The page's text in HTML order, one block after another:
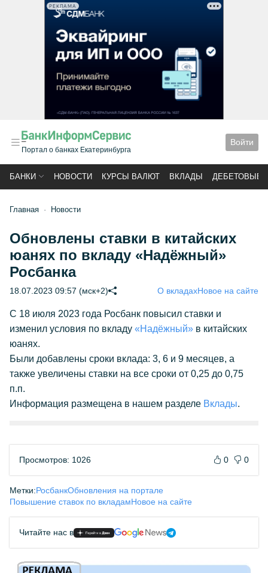
РЕКЛАМА
Портал о банках Екатеринбурга
Войти
БАНКИ НОВОСТИ КУРСЫ ВАЛЮТ ВКЛАДЫ ДЕБЕТОВЫЕ
Главная Новости
Обновлены ставки в китайских
юанях по вкладу «Надёжный»
Росбанка
18.07.2023 09:57 (мск+2) О вкладахНовое на сайте
С 18 июля 2023 года Росбанк повысил ставки и
изменил условия по вкладу «Надёжный» в китайских
юанях.
Были добавлены сроки вклада: 3, 6 и 9 месяцев, а
также увеличены ставки на все сроки от 0,25 до 0,75
п.п.
Информация размещена в нашем разделе Вклады.
Просмотров: 1026 0 0
Метки:РосбанкОбновления на портале
Повышение ставок по вкладамНовое на сайте
Читайте нас в